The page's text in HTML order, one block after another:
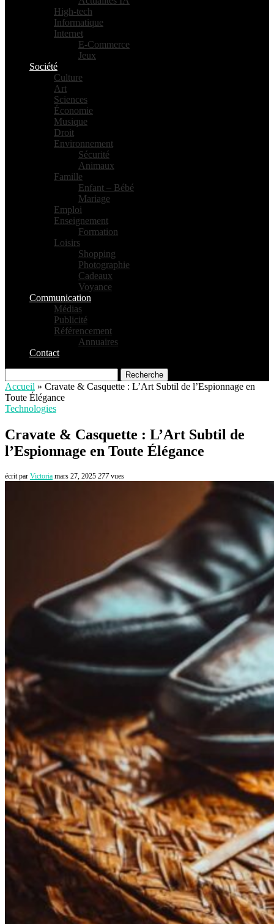
High-tech
Informatique
Internet
E-Commerce
Jeux
Société
Culture
Art
Sciences
Économie
Musique
Droit
Environnement
Sécurité
Animaux
Famille
Enfant – Bébé
Mariage
Emploi
Enseignement
Formation
Loisirs
Shopping
Photographie
Cadeaux
Voyance
Communication
Médias
Publicité
Référencement
Annuaires
Contact
Recherche
Accueil » Cravate & Casquette : L’Art Subtil de l’Espionnage en
Toute Élégance
Technologies
Cravate & Casquette : L’Art Subtil de
l’Espionnage en Toute Élégance
écrit par Victoria mars 27, 2025 277vues